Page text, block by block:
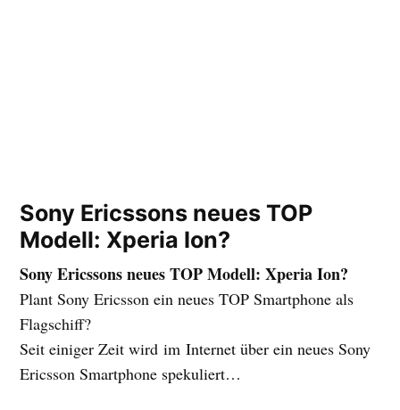
Sony Ericssons neues TOP
Modell: Xperia Ion?
Sony Ericssons neues TOP Modell: Xperia Ion?
Plant Sony Ericsson ein neues TOP Smartphone als
Flagschiff?
Seit einiger Zeit wird im Internet über ein neues Sony
Ericsson Smartphone spekuliert…